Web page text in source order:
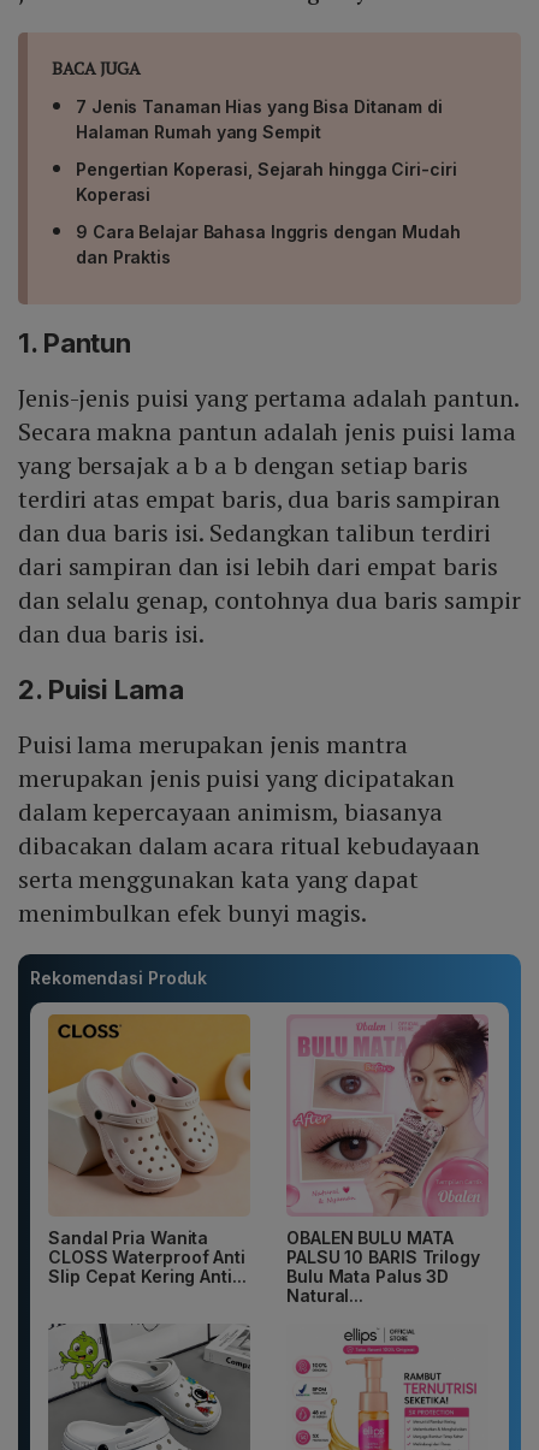
BACA JUGA
7 Jenis Tanaman Hias yang Bisa Ditanam di
Halaman Rumah yang Sempit
Pengertian Koperasi, Sejarah hingga Ciri-ciri
Koperasi
9 Cara Belajar Bahasa Inggris dengan Mudah
dan Praktis
1. Pantun
Jenis-jenis puisi yang pertama adalah pantun.
Secara makna pantun adalah jenis puisi lama
yang bersajak a b a b dengan setiap baris
terdiri atas empat baris, dua baris sampiran
dan dua baris isi. Sedangkan talibun terdiri
dari sampiran dan isi lebih dari empat baris
dan selalu genap, contohnya dua baris sampir
dan dua baris isi.
2. Puisi Lama
Puisi lama merupakan jenis mantra
merupakan jenis puisi yang dicipatakan
dalam kepercayaan animism, biasanya
dibacakan dalam acara ritual kebudayaan
serta menggunakan kata yang dapat
menimbulkan efek bunyi magis.
Rekomendasi Produk
Sandal Pria Wanita
CLOSS Waterproof Anti
Slip Cepat Kering Anti...
OBALEN BULU MATA
PALSU 10 BARIS Trilogy
Bulu Mata Palus 3D
Natural...